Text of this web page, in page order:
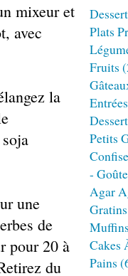
mixeur et
avec
la
une
de
pour 20 à
du
Plats
Fruits
Petits
-
Agar
Cakes
Pains